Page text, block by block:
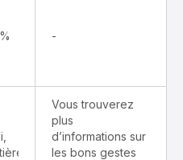
-
Vous trouverez
plus
d’informations sur
les bons gestes